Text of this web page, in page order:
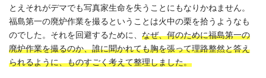
とえそれがデマでも写真家生命を失うことにもなりかねません。
福島第一の廃炉作業を撮るということは火中の栗を拾うようなも
のでした。それを回避するために、 なぜ、何のために福島第一の
廃炉作業を撮るのか、誰に聞かれても胸を張って理路整然と答え
られるように、ものすごく考えて整理しました。